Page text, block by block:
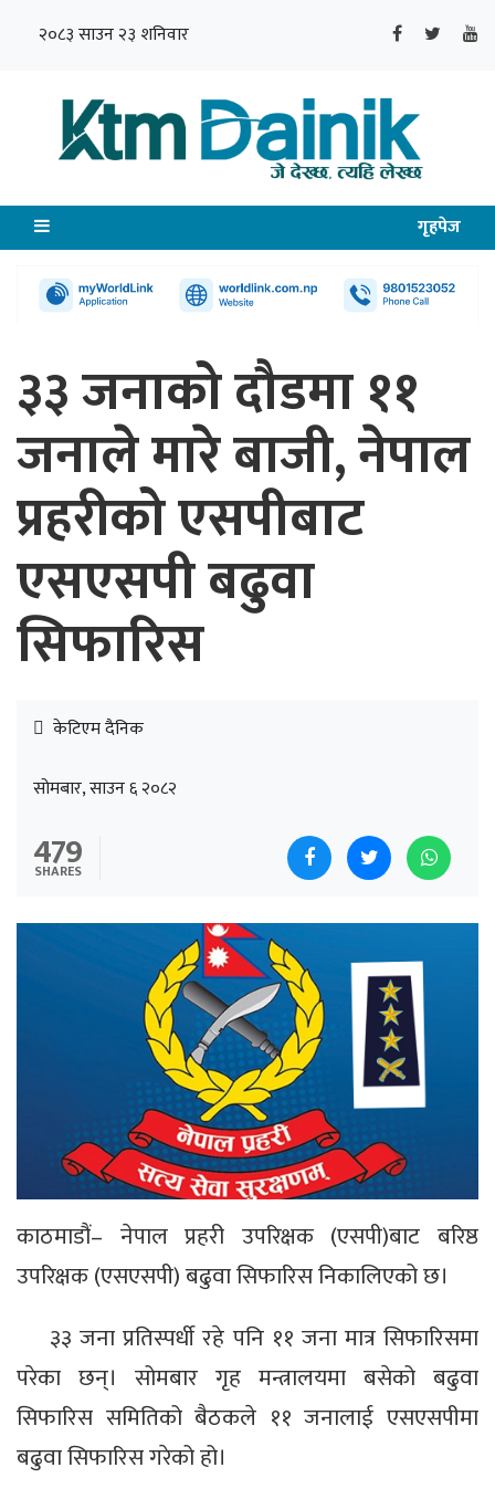
२०८३ साउन २३ शनिवार
गृहपेज
३३ जनाको दौडमा ११
जनाले मारे बाजी, नेपाल
प्रहरीको एसपीबाट
एसएसपी बढुवा
सिफारिस
केटिएम दैनिक
सोमबार, साउन ६ २०८२
479
SHARES
काठमाडौं– नेपाल प्रहरी उपरिक्षक (एसपी)बाट बरिष्ठ
उपरिक्षक (एसएसपी) बढुवा सिफारिस निकालिएको छ।
३३ जना प्रतिस्पर्धी रहे पनि ११ जना मात्र सिफारिसमा
परेका छन्। सोमबार गृह मन्त्रालयमा बसेको बढुवा
सिफारिस समितिको बैठकले ११ जनालाई एसएसपीमा
बढुवा सिफारिस गरेको हो।